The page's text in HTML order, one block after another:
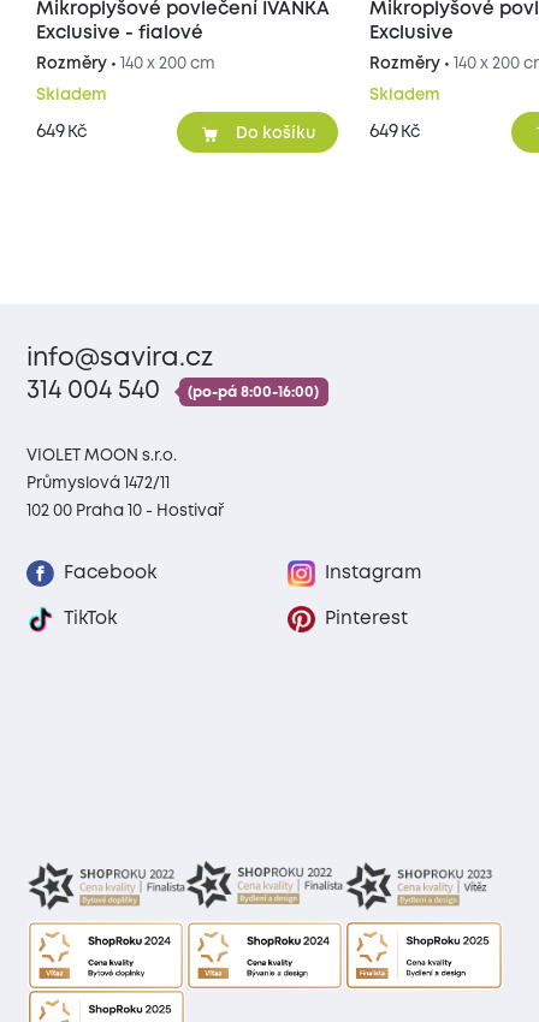
Mikroplyšové povlečení IVANKA
Exclusive - fialové
Rozměry • 140 x 200 cm
Skladem
649 Kč Do košíku
Mikroplyšové
Exclusive
Rozměry • 140 x 200
Skladem
649 Kč
info@savira.cz
314 004 540
(po-pá 8:00-16:00)
VIOLET MOON s.r.o.
Průmyslová 1472/11
102 00 Praha 10 - Hostivař
Facebook Instagram
TikTok Pinterest